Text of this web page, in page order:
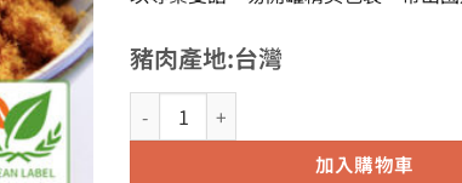
豬肉產地:台灣
A10原味豬肉鬆(200g/易開罐)×101罐★雙
加入購物車